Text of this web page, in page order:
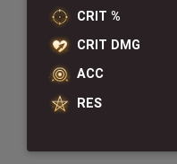
CRIT %
CRIT DMG
ACC
RES